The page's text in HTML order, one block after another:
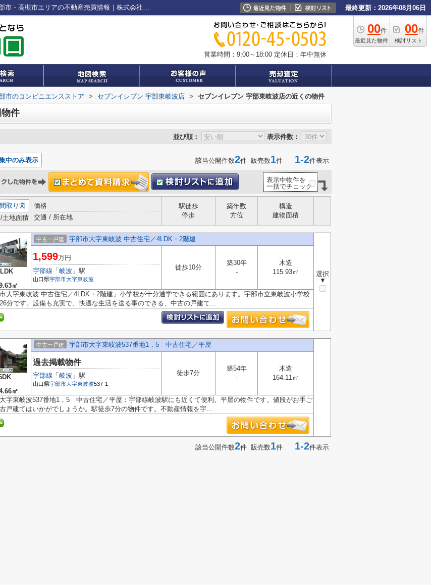
セブンイレブン 宇部東岐波店周辺の物件一覧｜宇部市・高槻市エリアの不動産売買情報｜株式会社心輝 最終更新：2026年08月06日
00件
最近見た物件
00件
検討リスト
営業時間：9:00～18:00 定休日：年中無休
市のコンビニエンスストア > セブンイレブン 宇部東岐波店 > セブンイレブン 宇部東岐波店の近くの物件
件
並び順： 表示件数：
中のみ表示 該当公開件数2件 販売数1件 1-2件表示
表示中物件を
一括でチェック
取り図
土地面積
価格
交通 / 所在地
駅徒歩
停歩
築年数
方位
構造
建物面積
㎡
中古一戸建 宇部市大字東岐波 中古住宅／4LDK・2階建
選択
▼
1,599万円
宇部線 「 岐波 」駅
山口県宇部市大字東岐波
徒歩10分
築30年
-
木造
115.93㎡
市大字東岐波 中古住宅／4LDK・2階建」小学校が十分通学できる範囲にあります。宇部市立東岐波小学校
分です。設備も充実で、快適な生活を送る事のできる、中古の戸建て...
㎡
中古一戸建 宇部市大字東岐波537番地1，5 中古住宅／平屋
過去掲載物件
宇部線 「 岐波 」駅
山口県宇部市大字東岐波537-1
徒歩7分
築54年
-
木造
164.11㎡
字東岐波537番地1，5 中古住宅／平屋：宇部線岐波駅にも近くて便利。平屋の物件です。値段がお手ご
戸建てはいかがでしょうか。駅徒歩7分の物件です。不動産情報を宇...
該当公開件数2件 販売数1件 1-2件表示